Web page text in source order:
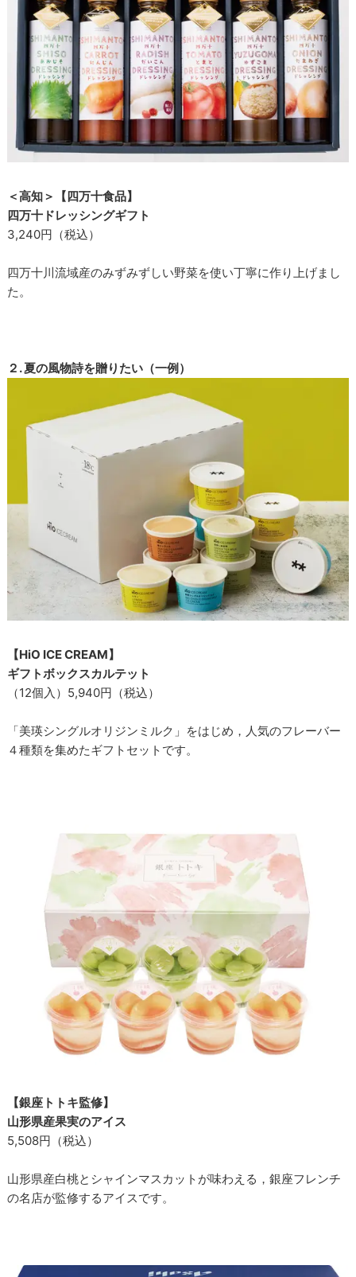
＜高知＞【四万十食品】
四万十ドレッシングギフト
3,240円（税込）
四万十川流域産のみずみずしい野菜を使い丁寧に作り上げまし
た。
２. 夏の風物詩を贈りたい（一例）
【HiO ICE CREAM】
ギフトボックスカルテット
（12個入）5,940円（税込）
「美瑛シングルオリジンミルク」をはじめ，人気のフレーバー
４種類を集めたギフトセットです。
【銀座トトキ監修】
山形県産果実のアイス
5,508円（税込）
山形県産白桃とシャインマスカットが味わえる，銀座フレンチ
の名店が監修するアイスです。